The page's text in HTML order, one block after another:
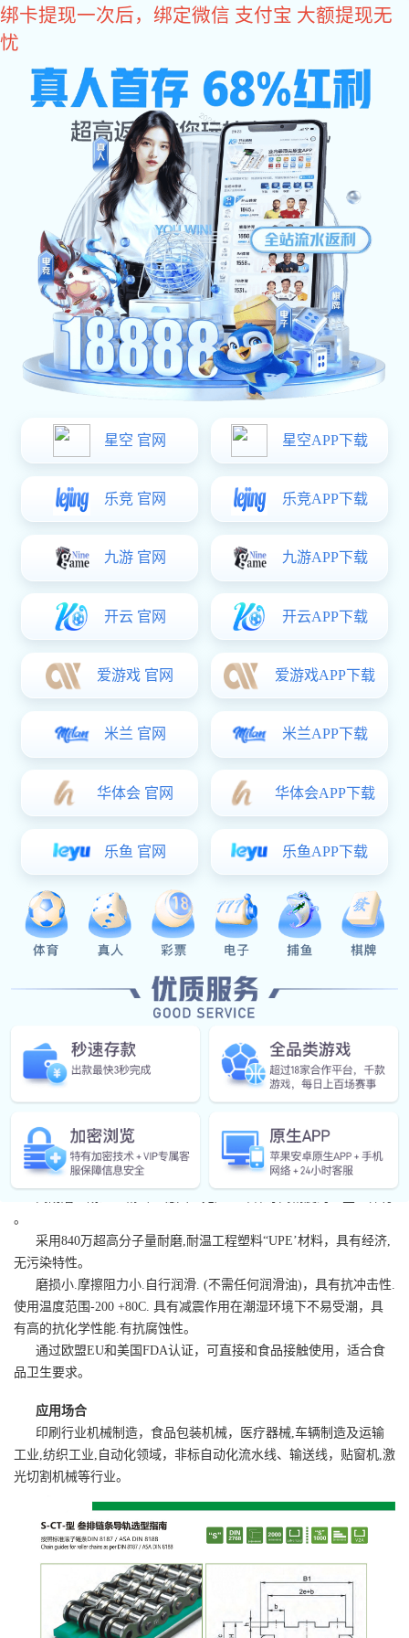
xk星空体育
当前位置：首 页>产品展示>链条导轨> 叁排xk星空体育 条
叁排xk星空体育 条
浏览次数：0次
发布时间：2023-01-06 00:00:00
产品概述
性能与特点
链条导轨也叫xk星空体育 件
，是一种静压导轨， 用于支撑和导
向链条，减少链条磨擦，降低噪音，增强链条使用寿命。
。
采用840万超高分子量耐磨,耐温工程塑料“UPE’材料，具有经济,
无污染特性。
磨损小.摩擦阻力小.自行润滑. (不需任何润滑油)，具有抗冲击性.
使用温度范围-200 +80C. 具有减震作用在潮湿环境下不易受潮，具
有高的抗化学性能.有抗腐蚀性。
通过欧盟EU和美国FDA认证，可直接和食品接触使用，适合食
品卫生要求。
应用场合
印刷行业机械制造，食品包装机械，医疗器械,车辆制造及运输
工业,纺织工业,自动化领域，非标自动化流水线、输送线，贴窗机,激
光切割机械等行业。